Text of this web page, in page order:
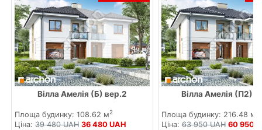
Вілла Амелія (Б) вер.2
Площа будинку: 108.62 м2
Ціна: 39 480 UAH 36 480 UAH
Вілла Амелія (П2)
Площа будинку: 216.48 м
Ціна:63 950 UAH 60 950